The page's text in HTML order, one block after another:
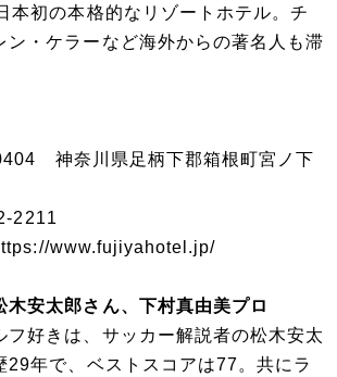
本初の本格的なリゾートホテル。チ
ン・ケラーなど海外からの著名人も滞
神奈川県足柄下郡箱根町宮ノ下
2211
www.fujiyahotel.jp/
木安太郎さん、下村真由美プロ
フ好きは、サッカー解説者の松木安太
29年で、ベストスコアは77。共にラ